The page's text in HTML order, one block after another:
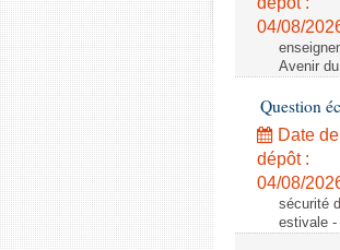
04/08/
Avenir
Question
Date de
dépôt :
04/08/
sécurité
estivale -